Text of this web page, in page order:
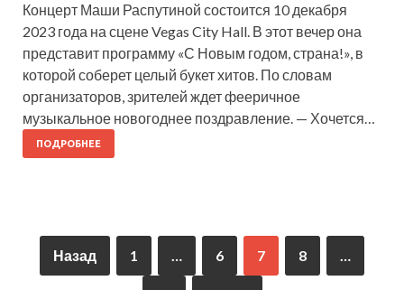
Концерт Маши Распутиной состоится 10 декабря
2023 года на сцене Vegas City Hall. В этот вечер она
представит программу «С Новым годом, страна!», в
которой соберет целый букет хитов. По словам
организаторов, зрителей ждет фееричное
музыкальное новогоднее поздравление. — Хочется…
ПОДРОБНЕЕ
Назад 1 … 6 7 8 …